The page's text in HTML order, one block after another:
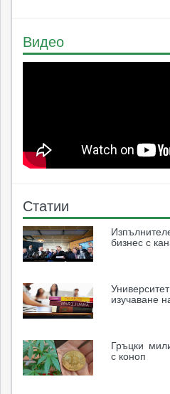
Видео
Статии
бизнес с
изучаване
Гръцки
с коноп